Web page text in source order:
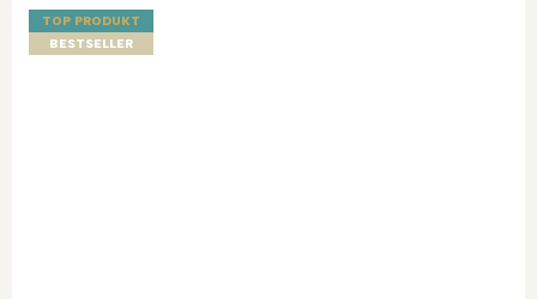
TOP PRODUKT
BESTSELLER